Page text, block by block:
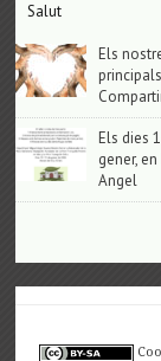
Salut
Els
Els dies
gener,
Angel